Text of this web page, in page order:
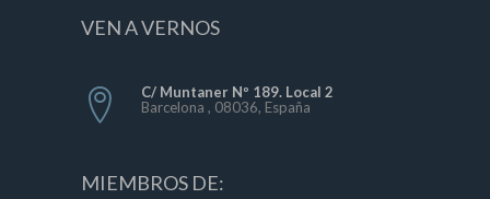
VEN A VERNOS
C/ Muntaner Nº 189. Local 2
Barcelona , 08036, España
MIEMBROS DE: